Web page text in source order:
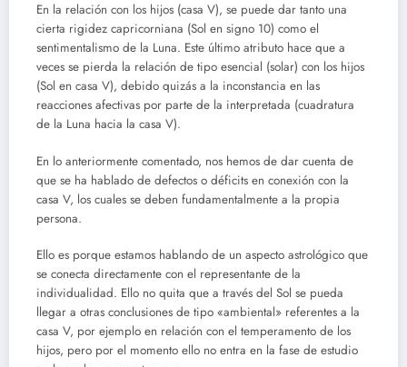
En la relación con los hijos (casa V), se puede dar tanto una
cierta rigidez capricorniana (Sol en signo 10) como el
sentimentalismo de la Luna. Este último atributo hace que a
veces se pierda la relación de tipo esencial (solar) con los hijos
(Sol en casa V), debido quizás a la inconstancia en las
reacciones afectivas por parte de la interpretada (cuadratura
de la Luna hacia la casa V).
En lo anteriormente comentado, nos hemos de dar cuenta de
que se ha hablado de defectos o déficits en conexión con la
casa V, los cuales se deben fundamentalmente a la propia
persona.
Ello es porque estamos hablando de un aspecto astrológico que
se conecta directamente con el representante de la
individualidad. Ello no quita que a través del Sol se pueda
llegar a otras conclusiones de tipo «ambiental» referentes a la
casa V, por ejemplo en relación con el temperamento de los
hijos, pero por el momento ello no entra en la fase de estudio